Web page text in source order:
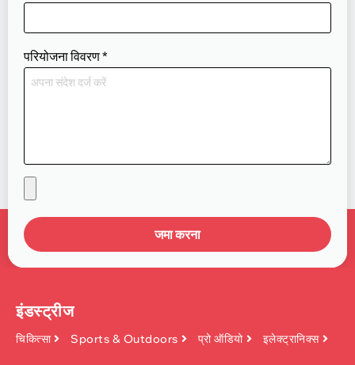
परियोजना विवरण*
जमा करना
इंडस्ट्रीज
चिकित्सा Sports & Outdoors प्रो ऑडियो इलेक्ट्रानिक्स